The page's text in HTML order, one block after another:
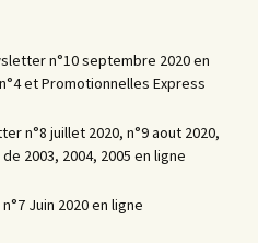
n°10 septembre 2020 en
et Promotionnelles Express
n°8 juillet 2020, n°9 aout 2020,
2003, 2004, 2005 en ligne
Juin 2020 en ligne